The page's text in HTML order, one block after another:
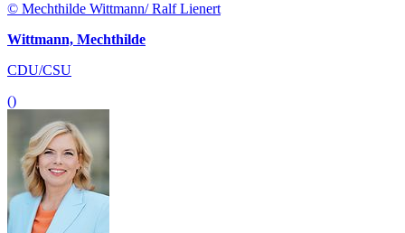
© Mechthilde Wittmann/ Ralf Lienert
Wittmann, Mechthilde
CDU/CSU
()